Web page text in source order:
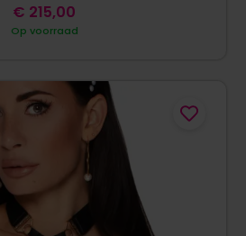
Op voorraad
€ 215,00